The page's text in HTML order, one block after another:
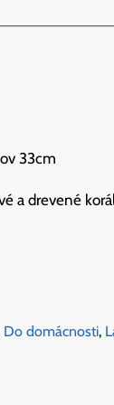
33cm
a drevené
Do domácnosti,